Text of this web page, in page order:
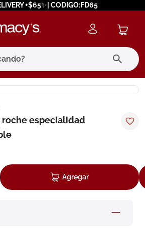
+$65✨| CODIGO:FD65
especialidad
Agregar
buscados